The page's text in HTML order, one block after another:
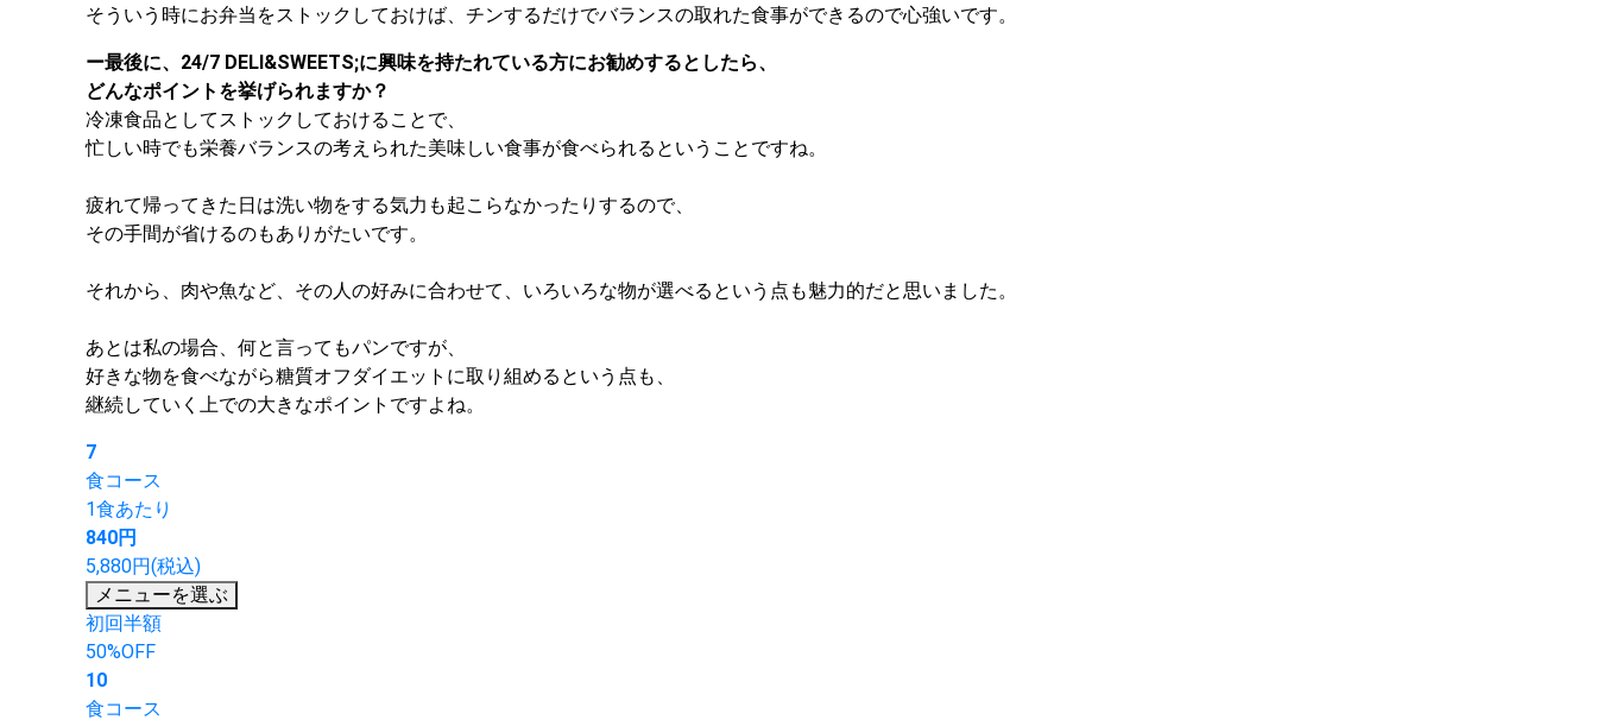
そういう時にお弁当をストックしておけば、チンするだけでバランスの取れた食事ができるので心強いです。
ー最後に、24/7 DELI&SWEETS;に興味を持たれている方にお勧めするとしたら、
どんなポイントを挙げられますか？
冷凍食品としてストックしておけることで、
忙しい時でも栄養バランスの考えられた美味しい食事が食べられるということですね。
疲れて帰ってきた日は洗い物をする気力も起こらなかったりするので、
その手間が省けるのもありがたいです。
それから、肉や魚など、その人の好みに合わせて、いろいろな物が選べるという点も魅力的だと思いました。
あとは私の場合、何と言ってもパンですが、
好きな物を食べながら糖質オフダイエットに取り組めるという点も、
継続していく上での大きなポイントですよね。
7
食コース
1食あたり
840円
5,880円(税込)
メニューを選ぶ
初回半額
50%OFF
10
食コース